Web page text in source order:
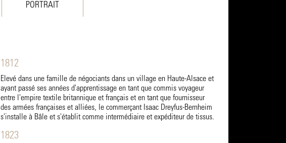
PORTRAIT
1812
Elevé dans une famille de négociants dans un village en Haute-Alsace et
ayant passé ses années d'apprentissage en tant que commis voyageur
entre l'empire textile britannique et français et en tant que fournisseur
des armées françaises et alliées, le commerçant Isaac Dreyfus-Bernheim
s'installe à Bâle et s'établit comme intermédiaire et expéditeur de tissus.
1823